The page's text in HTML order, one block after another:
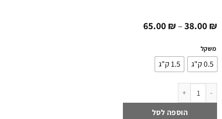
38.00₪
–
65.00₪
משקל
0.5 ק"ג 1.5 ק"ג
כמות של זוג משקולות אימון לקרסול/ליד PURE P2I
הוספה לסל